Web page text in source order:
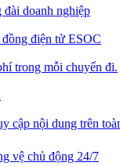
doanh nghiệp
điện tử ESOC
trong mỗi chuyến đi.
cập nội dung trên
vệ chủ động 24/7